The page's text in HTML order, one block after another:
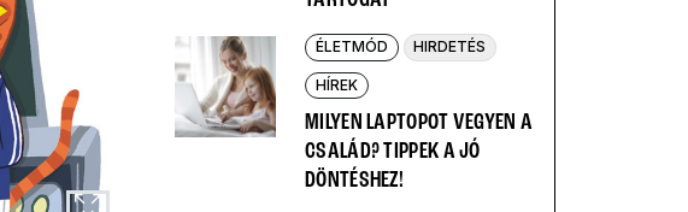
ÉLETMÓD HIRDETÉS
HÍREK
MILYEN LAPTOPOT VEGYEN A
CSALÁD? TIPPEK A JÓ
DÖNTÉSHEZ!